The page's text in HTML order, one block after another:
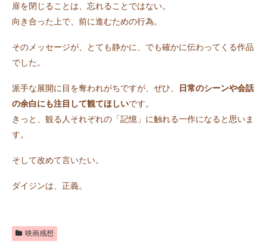
扉を閉じることは、忘れることではない。
向き合った上で、前に進むための行為。
そのメッセージが、とても静かに、でも確かに伝わってくる作品
でした。
派手な展開に目を奪われがちですが、ぜひ、
日常のシーンや会話
の余白にも注目して観てほしいです。
きっと、観る人それぞれの「記憶」に触れる一作になると思いま
す。
そして改めて言いたい。
ダイジンは、正義。
映画感想